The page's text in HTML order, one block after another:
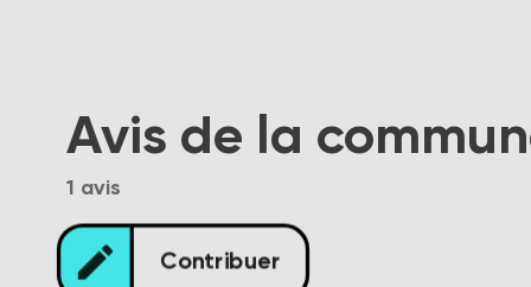
Avis de la
1 avis
edit Contribuer